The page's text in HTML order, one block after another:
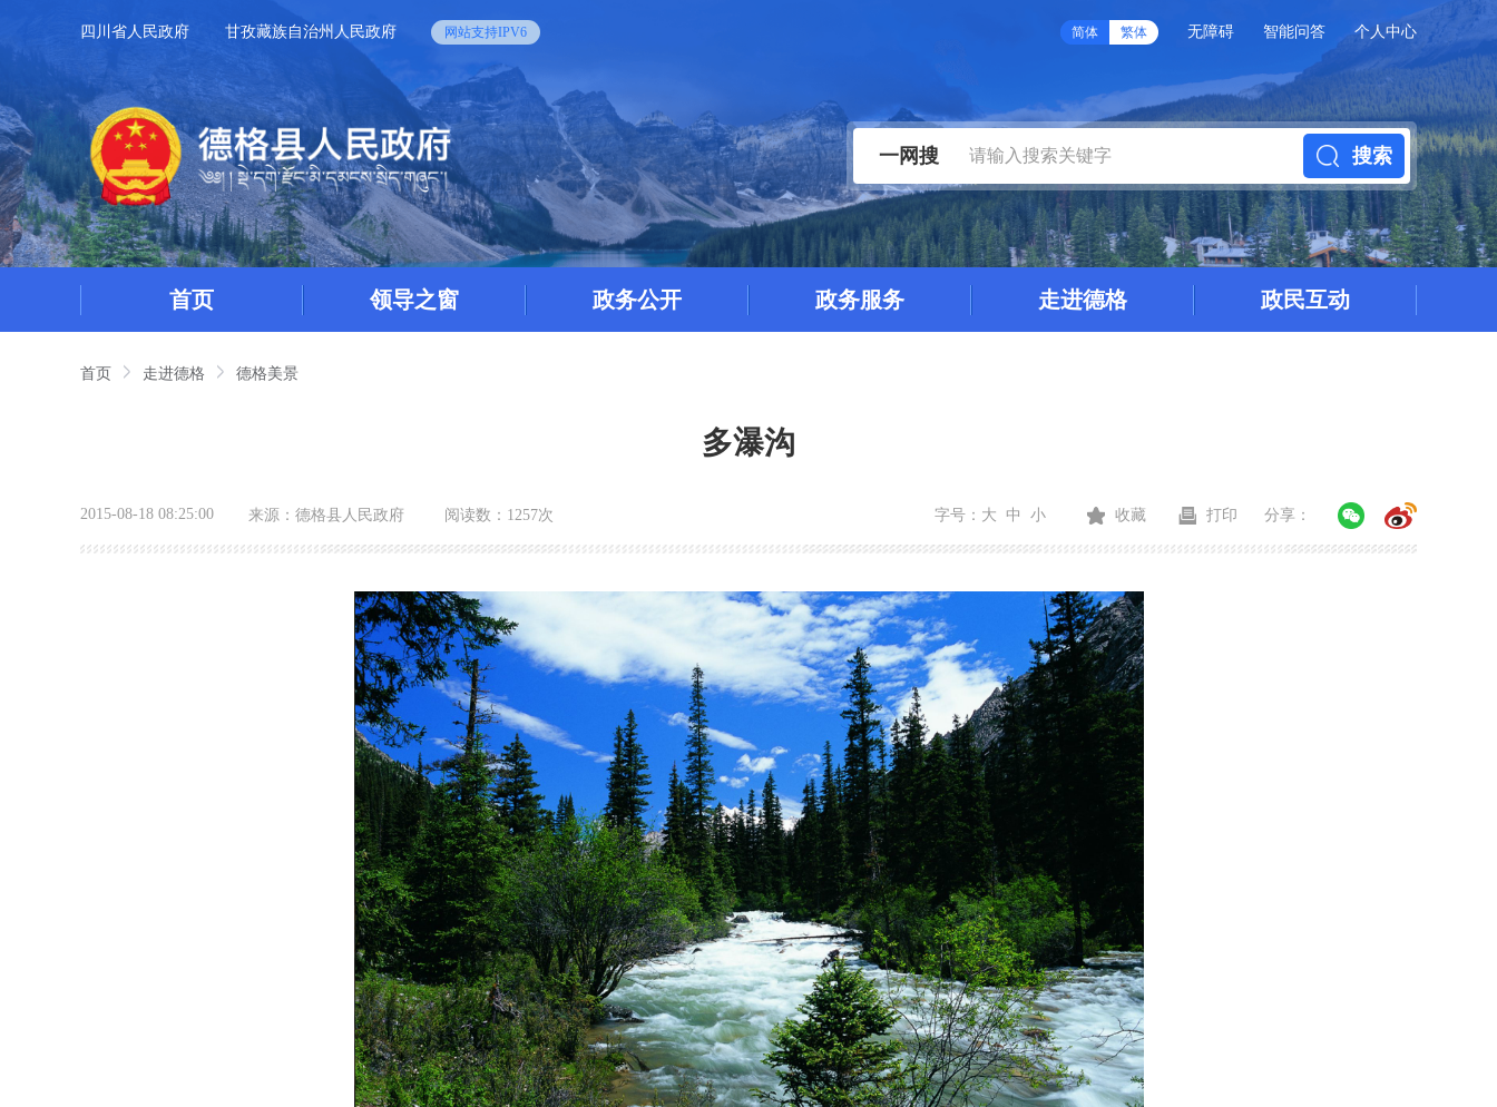
四川省人民政府 甘孜藏族自治州人民政府 网站支持IPV6 简体 繁体 无障碍 智能问答 个人中心
一网搜 搜索
首页 领导之窗 政务公开 政务服务 走进德格 政民互动
首页 走进德格 德格美景
多瀑沟
2015-08-18 08:25:00 来源： 德格县人民政府 阅读数： 1257次 字号： 大 中 小 收藏 打印 分享：